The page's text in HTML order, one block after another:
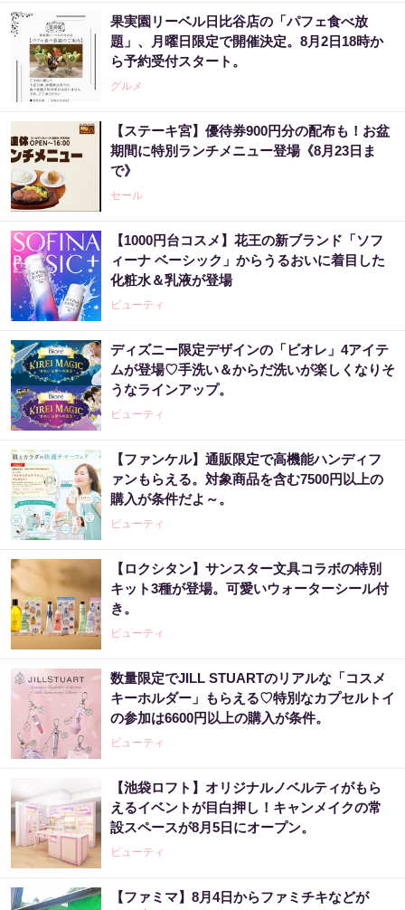
果実園リーベル日比谷店の「パフェ食べ放
題」、月曜日限定で開催決定。8月2日18時か
ら予約受付スタート。
グルメ
【ステーキ宮】優待券900円分の配布も！お盆
期間に特別ランチメニュー登場《8月23日ま
で》
セール
【1000円台コスメ】花王の新ブランド「ソフ
ィーナ ベーシック」からうるおいに着目した
化粧水＆乳液が登場
ビューティ
ディズニー限定デザインの「ビオレ」4アイテ
ムが登場♡手洗い＆からだ洗いが楽しくなりそ
うなラインアップ。
ビューティ
【ファンケル】通販限定で高機能ハンディフ
ァンもらえる。対象商品を含む7500円以上の
購入が条件だよ～。
ビューティ
【ロクシタン】サンスター文具コラボの特別
キット3種が登場。可愛いウォーターシール付
き。
ビューティ
数量限定でJILL STUARTのリアルな「コスメ
キーホルダー」もらえる♡特別なカプセルトイ
の参加は6600円以上の購入が条件。
ビューティ
【池袋ロフト】オリジナルノベルティがもら
えるイベントが目白押し！キャンメイクの常
設スペースが8月5日にオープン。
ビューティ
【ファミマ】8月4日からファミチキなどが